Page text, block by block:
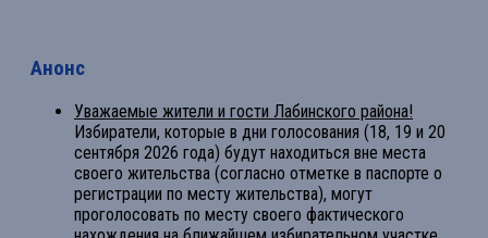
Анонс
Уважаемые жители и гости Лабинского района!
Избиратели, которые в дни голосования (18, 19 и 20
сентября 2026 года) будут находиться вне места
своего жительства (согласно отметке в паспорте о
регистрации по месту жительства), могут
проголосовать по месту своего фактического